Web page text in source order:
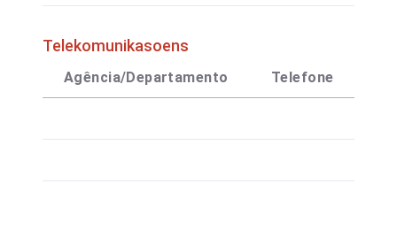
Telekomunikasoens
Agência/Departamento Telefone